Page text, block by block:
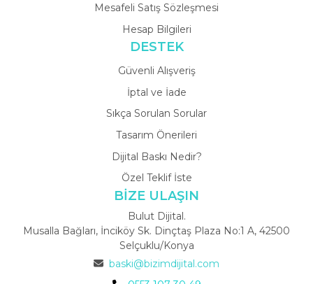
Mesafeli Satış Sözleşmesi
Hesap Bilgileri
DESTEK
Güvenli Alışveriş
İptal ve İade
Sıkça Sorulan Sorular
Tasarım Önerileri
Dijital Baskı Nedir?
Özel Teklif İste
BİZE ULAŞIN
Bulut Dijital.
Musalla Bağları, İnciköy Sk. Dinçtaş Plaza No:1 A, 42500
Selçuklu/Konya
baski@bizimdijital.com